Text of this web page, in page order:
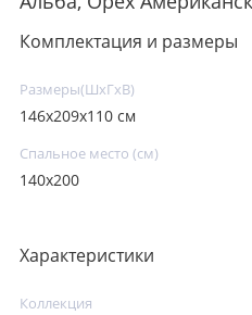
Комплектация и размеры
Размеры(ШxГxВ)
146x209x110 см
Спальное место (см)
140х200
Характеристики
Коллекция